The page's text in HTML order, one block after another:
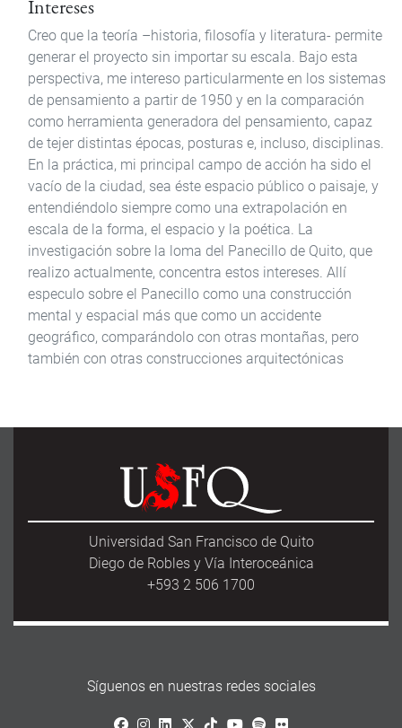
Intereses
Creo que la teoría –historia, filosofía y literatura- permite
generar el proyecto sin importar su escala. Bajo esta
perspectiva, me intereso particularmente en los sistemas
de pensamiento a partir de 1950 y en la comparación
como herramienta generadora del pensamiento, capaz
de tejer distintas épocas, posturas e, incluso, disciplinas.
En la práctica, mi principal campo de acción ha sido el
vacío de la ciudad, sea éste espacio público o paisaje, y
entendiéndolo siempre como una extrapolación en
escala de la forma, el espacio y la poética. La
investigación sobre la loma del Panecillo de Quito, que
realizo actualmente, concentra estos intereses. Allí
especulo sobre el Panecillo como una construcción
mental y espacial más que como un accidente
geográfico, comparándolo con otras montañas, pero
también con otras construcciones arquitectónicas
Universidad San Francisco de Quito
Diego de Robles y Vía Interoceánica
+593 2 506 1700
Síguenos en nuestras redes sociales